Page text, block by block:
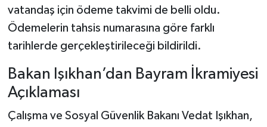
vatandaş için ödeme takvimi de belli oldu.
Ödemelerin tahsis numarasına göre farklı
tarihlerde gerçekleştirileceği bildirildi.
Bakan Işıkhan’dan Bayram İkramiyesi
Açıklaması
Çalışma ve Sosyal Güvenlik Bakanı Vedat Işıkhan,